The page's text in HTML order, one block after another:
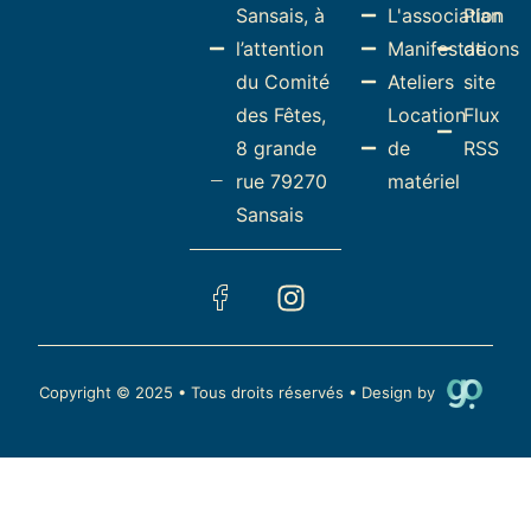
Sansais, à
l’attention
du Comité
des Fêtes,
8 grande
rue 79270
Sansais
L'association
Manifestations
Ateliers
Location
de
matériel
Plan
de
site
Flux
RSS
Copyright © 2025 • Tous droits réservés • Design by